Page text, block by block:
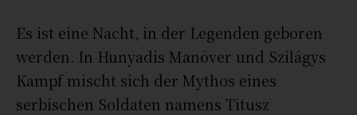
Es ist eine Nacht, in der Legenden geboren
werden. In Hunyadis Manöver und Szilágys
Kampf mischt sich der Mythos eines
serbischen Soldaten namens Titusz